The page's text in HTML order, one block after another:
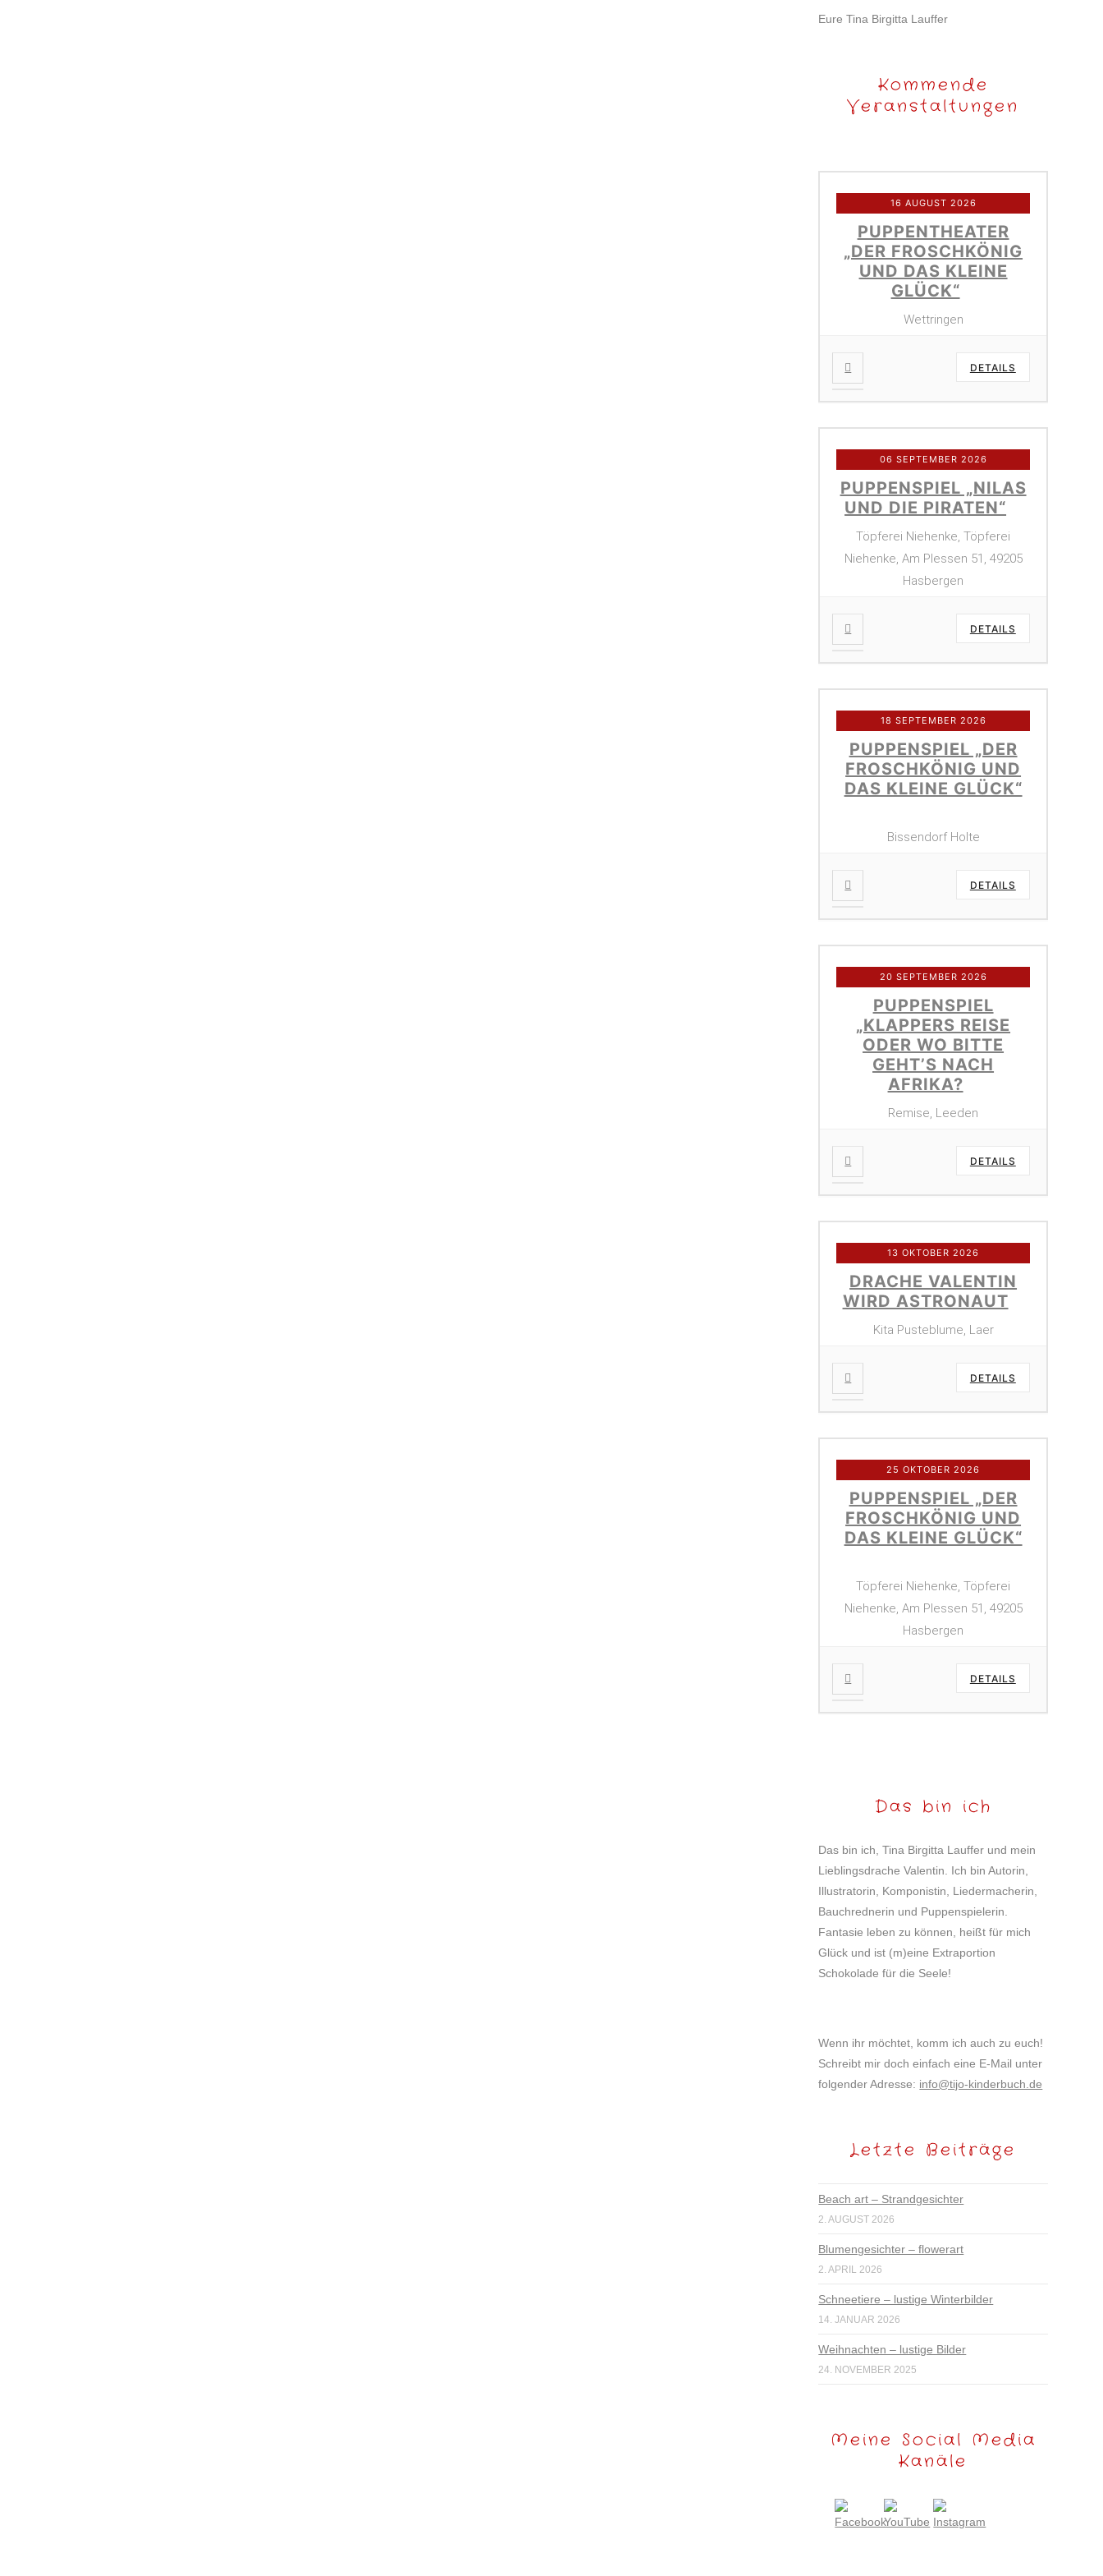
Eure Tina Birgitta Lauffer
Kommende
Veranstaltungen
16 AUGUST 2026
PUPPENTHEATER
„DER FROSCHKÖNIG
UND DAS KLEINE
GLÜCK“
Wettringen
DETAILS
06 SEPTEMBER 2026
PUPPENSPIEL „NILAS
UND DIE PIRATEN“
Töpferei Niehenke, Töpferei
Niehenke, Am Plessen 51, 49205
Hasbergen
DETAILS
18 SEPTEMBER 2026
PUPPENSPIEL „DER
FROSCHKÖNIG UND
DAS KLEINE GLÜCK“
Bissendorf Holte
DETAILS
20 SEPTEMBER 2026
PUPPENSPIEL
„KLAPPERS REISE
ODER WO BITTE
GEHT’S NACH
AFRIKA?
Remise, Leeden
DETAILS
13 OKTOBER 2026
DRACHE VALENTIN
WIRD ASTRONAUT
Kita Pusteblume, Laer
DETAILS
25 OKTOBER 2026
PUPPENSPIEL „DER
FROSCHKÖNIG UND
DAS KLEINE GLÜCK“
Töpferei Niehenke, Töpferei
Niehenke, Am Plessen 51, 49205
Hasbergen
DETAILS
Das bin ich
Das bin ich, Tina Birgitta Lauffer und mein
Lieblingsdrache Valentin. Ich bin Autorin,
Illustratorin, Komponistin, Liedermacherin,
Bauchrednerin und Puppenspielerin.
Fantasie leben zu können, heißt für mich
Glück und ist (m)eine Extraportion
Schokolade für die Seele!
Wenn ihr möchtet, komm ich auch zu euch!
Schreibt mir doch einfach eine E-Mail unter
folgender Adresse: info@tijo-kinderbuch.de
Letzte Beiträge
Beach art – Strandgesichter
2. AUGUST 2026
Blumengesichter – flowerart
2. APRIL 2026
Schneetiere – lustige Winterbilder
14. JANUAR 2026
Weihnachten – lustige Bilder
24. NOVEMBER 2025
Meine Social Media
Kanäle